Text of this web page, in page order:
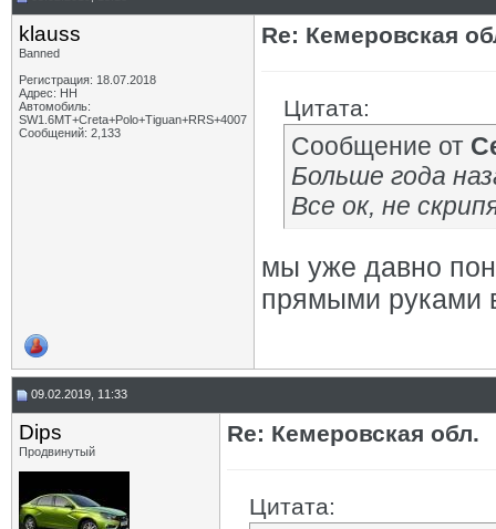
klauss
Banned
Регистрация: 18.07.2018
Адрес: НН
Автомобиль:
SW1.6МТ+Creta+Polo+Tiguan+RRS+4007
Сообщений: 2,133
Re: Кемеровская
Цитата:
Сообщение от
Больше года
Все ок, не
мы уже давно
прямыми руками
09.02.2019, 11:33
Dips
Продвинутый
Re: Кемеровская обл.
Цитата: